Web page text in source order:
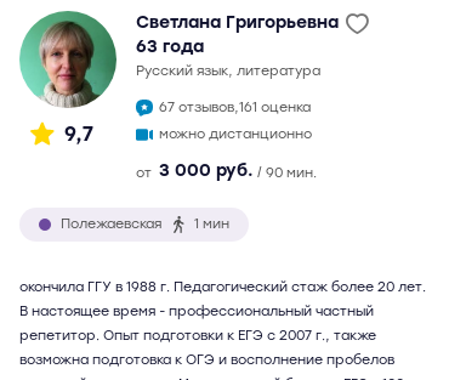
9,7
Светлана Григорьевна
63 года
русский язык, литература
67 отзывов,161 оценка
можно дистанционно
от 3 000 руб. / 90 мин.
Полежаевская 1 мин
окончила ГГУ в 1988 г. Педагогический стаж более 20 лет.
В настоящее время - профессиональный частный
репетитор. Опыт подготовки к ЕГЭ с 2007 г., также
возможна подготовка к ОГЭ и восполнение пробелов